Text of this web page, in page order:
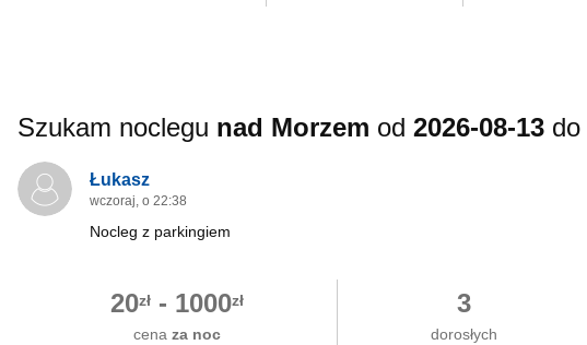
Szukam noclegu nad Morzem od 2026-08-13 do
Łukasz
wczoraj, o 22:38
Nocleg z parkingiem
20zł - 1000zł
cenaza noc
3
dorosłych